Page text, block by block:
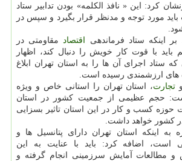
كرد: این « نافذ الكلمه» بودن تدابیر ستاد
مورد توجه و مدنظر قرار بگیرد و سپس در
بر اینكه ستاد فرماندهی اقتصاد
مقاومتی در
با قوت كار خویش را دنبال كند، اظهار
ای كه ستاد اجرای آن ها را به استان تهران ابلاغ
های ارزشمندی رسیده است.
و تجارت، استان تهران را استانی خاص و ویژه
حجم عظیمی از جمعیت كشور در استان
كسب و كار در این استان تاثیر بسزایی
كشور خواهد داشت.
به اینكه استان تهران دارای پتانسیل ها و
اضافه كرد: باید با عنایت به این
آمایش سرزمینی انجام گرفته و